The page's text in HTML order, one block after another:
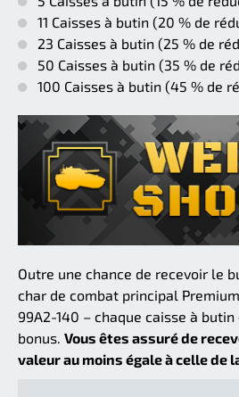
11 Caisses à butin (20 % de
23 Caisses à butin (25 % de
50 Caisses à butin (35 % de
100 Caisses à butin (45 % de
Outre une chance de recevoir le
char de combat principal
99A2-140 – chaque caisse à
bonus. Vous êtes assuré de
valeur au moins égale à celle de